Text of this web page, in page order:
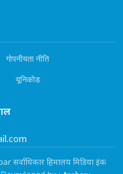
गोपनीयता नीति
यूनिकोड
हिमालय मिडिया इंक